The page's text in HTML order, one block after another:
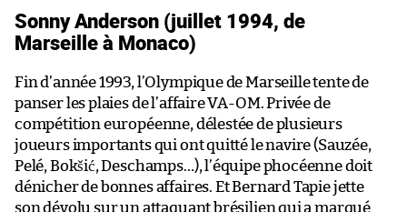
Sonny Anderson (juillet 1994, de
Marseille à Monaco)
Fin d’année 1993, l’Olympique de Marseille tente de
panser les plaies de l’affaire VA-OM. Privée de
compétition européenne, délestée de plusieurs
joueurs importants qui ont quitté le navire (Sauzée,
Pelé, Bokšić, Deschamps…), l’équipe phocéenne doit
dénicher de bonnes affaires. Et Bernard Tapie jette
son dévolu sur un attaquant brésilien qui a marqué